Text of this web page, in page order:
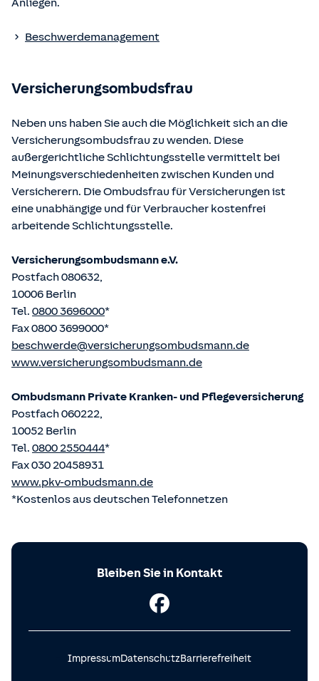
Die berufsrechtlichen Regelungen können über die vom
eingesehen und abgerufen werden.
Anliegen.
Beschwerdemanagement
Versicherungsombudsfrau
Neben uns haben Sie auch die Möglichkeit sich an die
Versicherungsombudsfrau zu wenden. Diese
außergerichtliche Schlichtungsstelle vermittelt bei
Meinungsverschiedenheiten zwischen Kunden und
Versicherern. Die Ombudsfrau für Versicherungen ist
eine unabhängige und für Verbraucher kostenfrei
arbeitende Schlichtungsstelle.
Versicherungsombudsmann e.V.
Postfach 080632,
10006 Berlin
Tel. 0800 3696000*
Fax 0800 3699000*
beschwerde@versicherungsombudsmann.de
www.versicherungsombudsmann.de
Ombudsmann Private Kranken- und Pflege­versicherung
Postfach 060222,
10052 Berlin
Tel. 0800 2550444*
Fax 030 20458931
www.pkv-ombudsmann.de
*Kostenlos aus deutschen Telefonnetzen
Bleiben Sie in Kontakt
ImpressumDatenschutzBarrierefreiheit